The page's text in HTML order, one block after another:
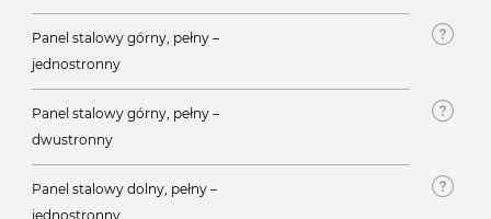
Panel stalowy górny, pełny –
jednostronny
Panel stalowy górny, pełny –
dwustronny
Panel stalowy dolny, pełny –
jednostronny